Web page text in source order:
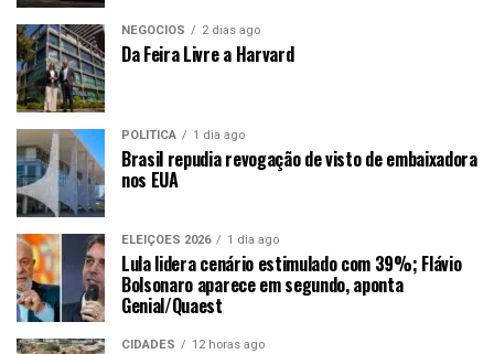
NEGÓCIOS 2 dias ago
Da Feira Livre a Harvard
POLÍTICA 1 dia ago
Brasil repudia revogação de visto de embaixadora
nos EUA
ELEIÇÕES 2026 1 dia ago
Lula lidera cenário estimulado com 39%; Flávio
Bolsonaro aparece em segundo, aponta
Genial/Quaest
CIDADES 12 horas ago